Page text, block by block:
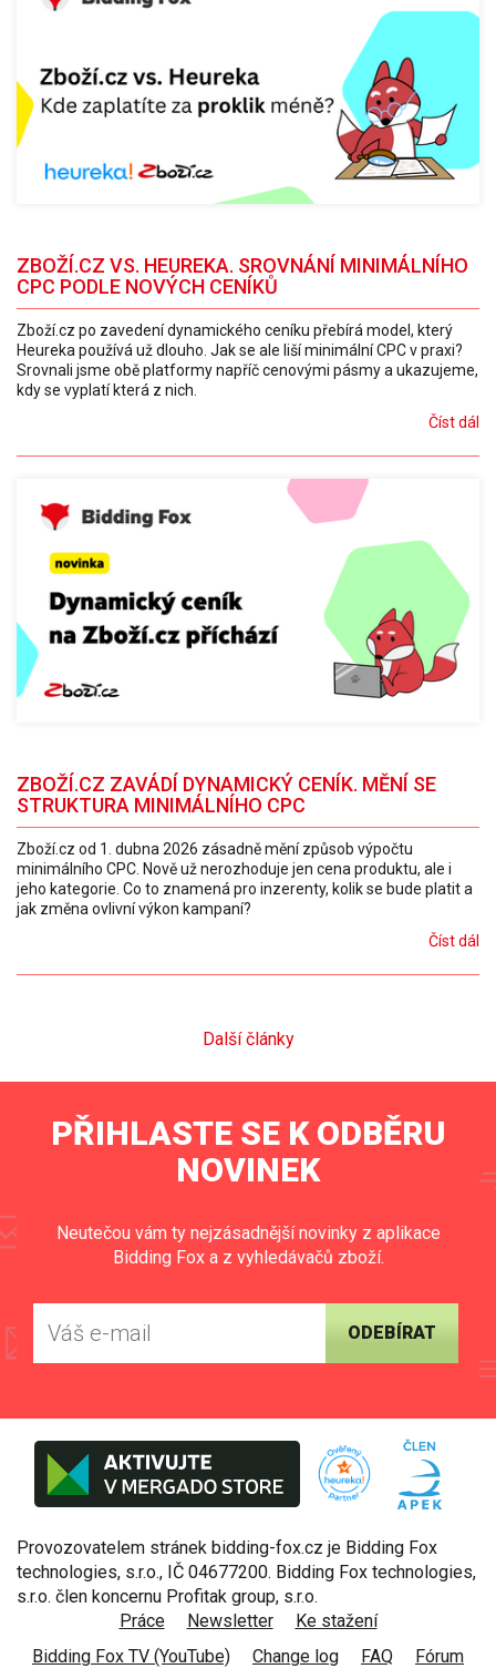
ZBOŽÍ.CZ VS. HEUREKA. SROVNÁNÍ MINIMÁLNÍHO
CPC PODLE NOVÝCH CENÍKŮ
Zboží.cz po zavedení dynamického ceníku přebírá model, který
Heureka používá už dlouho. Jak se ale liší minimální CPC v praxi?
Srovnali jsme obě platformy napříč cenovými pásmy a ukazujeme,
kdy se vyplatí která z nich.
Číst dál
ZBOŽÍ.CZ ZAVÁDÍ DYNAMICKÝ CENÍK. MĚNÍ SE
STRUKTURA MINIMÁLNÍHO CPC
Zboží.cz od 1. dubna 2026 zásadně mění způsob výpočtu
minimálního CPC. Nově už nerozhoduje jen cena produktu, ale i
jeho kategorie. Co to znamená pro inzerenty, kolik se bude platit a
jak změna ovlivní výkon kampaní?
Číst dál
Další články
PŘIHLASTE SE K ODBĚRU
NOVINEK
Neutečou vám ty nejzásadnější novinky z aplikace
Bidding Fox a z vyhledávačů zboží.
ODEBÍRAT
Provozovatelem stránek bidding-fox.cz je Bidding Fox
technologies, s.r.o., IČ 04677200. Bidding Fox technologies,
s.r.o. člen koncernu Profitak group, s.r.o.
Práce
Newsletter
Ke stažení
Bidding Fox TV (YouTube)
Change log FAQ
Fórum